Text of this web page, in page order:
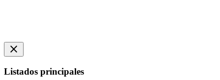
close
Listados principales